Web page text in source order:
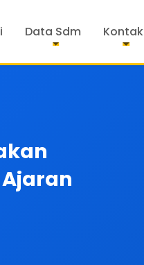
Data Sdm Kontak